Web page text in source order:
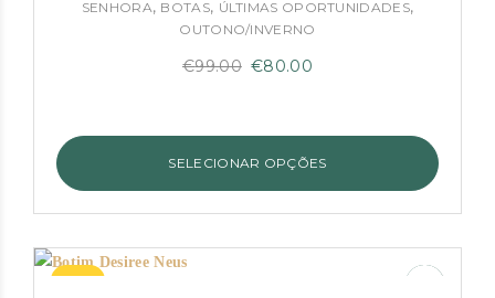
SENHORA, BOTAS, ÚLTIMAS OPORTUNIDADES,
OUTONO/INVERNO
€99.00 O
€99.00.
€80.00
SELECIONAR OPÇÕES
–17%